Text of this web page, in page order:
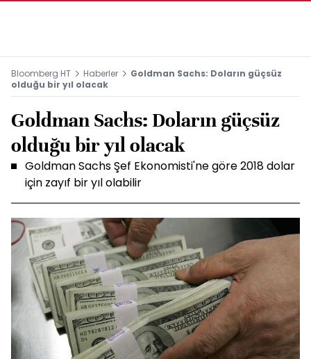
Bloomberg HT Haberler
Goldman Sachs: Doların güçsüz
olduğu bir yıl olacak
Goldman Sachs: Doların güçsüz
olduğu bir yıl olacak
Goldman Sachs Şef Ekonomisti'ne göre 2018 dolar
için zayıf bir yıl olabilir